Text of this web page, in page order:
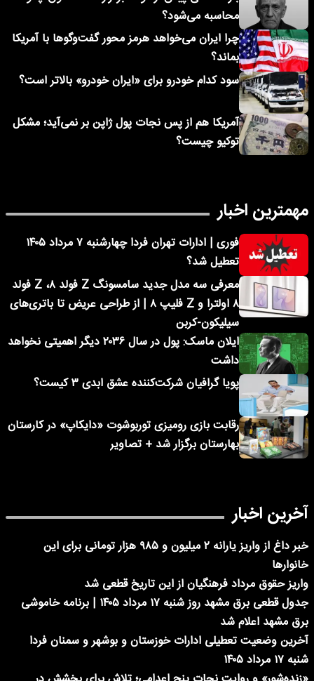
محاسبه می‌شود؟
چرا ایران می‌خواهد هرمز محور گفت‌وگوها با آمریکا
بماند؟
سود کدام خودرو برای «ایران خودرو» بالاتر است؟
آمریکا هم از پس نجات پول ژاپن بر نمی‌آید؛ مشکل
توکیو چیست؟
مهمترین اخبار
فوری | ادارات تهران فردا چهارشنبه ۷ مرداد ۱۴۰۵
تعطیل شد؟
معرفی سه مدل جدید سامسونگ Z فولد ۸، Z فولد
۸ اولترا و Z فلیپ ۸ | از طراحی عریض تا باتری‌های
سیلیکون-کربن
ایلان ماسک: پول در سال ۲۰۳۶ دیگر اهمیتی نخواهد
داشت
پویا گرافیان شرکت‌کننده عشق ابدی ۳ کیست؟
رقابت بازی رومیزی توربوشوت «دایکاپ» در کارستان
بهارستان برگزار شد + تصاویر
آخرین اخبار
خبر داغ از واریز یارانه ۲ میلیون و ۹۸۵ هزار تومانی برای این
خانوارها
واریز حقوق مرداد فرهنگیان از این تاریخ قطعی شد
جدول قطعی برق مشهد روز شنبه ۱۷ مرداد ۱۴۰۵ | برنامه خاموشی
برق مشهد اعلام شد
آخرین وضعیت تعطیلی ادارات خوزستان و بوشهر و سمنان فردا
شنبه ۱۷ مرداد ۱۴۰۵